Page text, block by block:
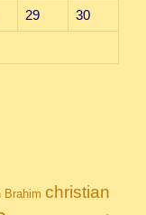
29 30
Brahim christian